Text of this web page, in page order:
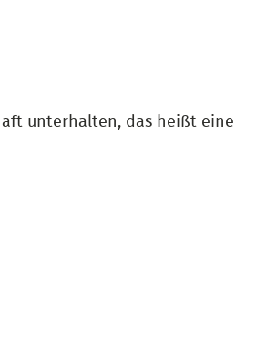
unterhalten, das heißt eine